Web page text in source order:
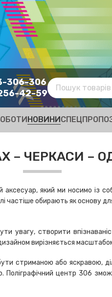
306-306
42-59
НОВИНИ
– ЧЕРКАСИ –
який ми носимо із
обирають як основу
увагу, створити
вирізняється
стриманою або
Поліграфічний центр 306